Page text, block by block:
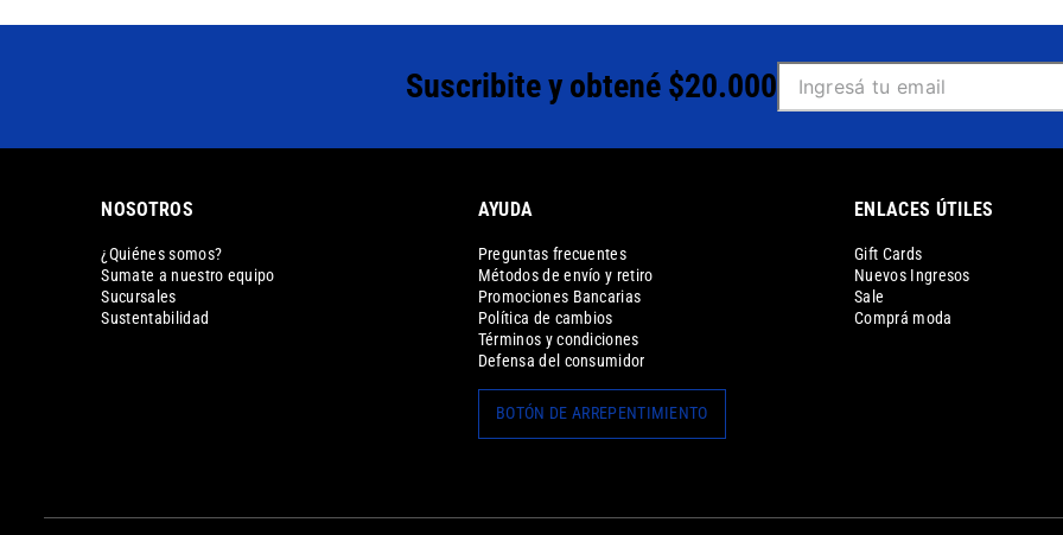
Suscribite y obtené $20.000
NOSOTROS
¿Quiénes somos?
Sumate a nuestro equipo
Sucursales
Sustentabilidad
AYUDA
Preguntas frecuentes
Métodos de envío y retiro
Promociones Bancarias
Política de cambios
Términos y condiciones
Defensa del consumidor
BOTÓN DE ARREPENTIMIENTO
ENLACES ÚTILES
Gift Cards
Nuevos Ingresos
Sale
Comprá moda